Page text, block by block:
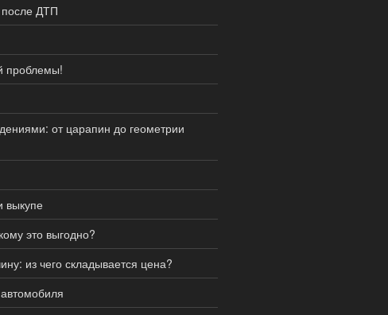
ДТП
проблемы!
от царапин до геометрии
выкупе
это выгодно?
из чего складывается цена?